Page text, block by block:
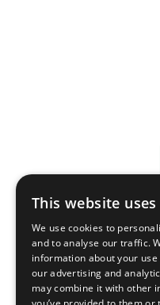
This website
We use cookies to
and to analyse our traffic.
information about your
our advertising and
may combine it with other